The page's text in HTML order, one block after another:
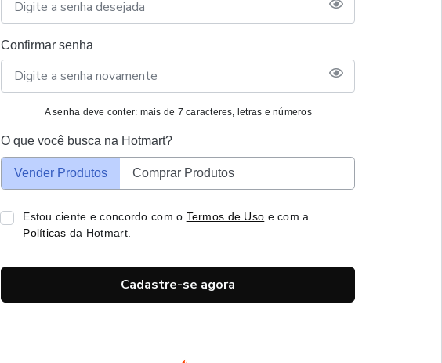
Confirmar senha
A senha deve conter: mais de 7 caracteres, letras e números
O que você busca na Hotmart?
Vender Produtos Comprar Produtos
Estou ciente e concordo com o Termos de Uso e com a
Políticas da Hotmart.
Cadastre-se agora